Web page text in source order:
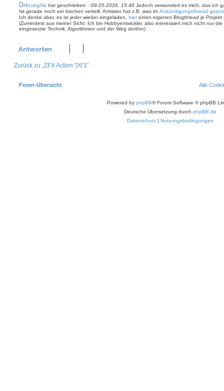
MissingNa hat geschrieben: ↑09.05.2026, 15:46 Jedoch verwundert es mich, das ich
Ist gerade noch ein bischen verteilt. Antisteo hat z.B. was im Ankündigungsthread
Ich denke aber, es ist jeder wieder eingeladen, hiereinen eigenen Blogthread je Projekt
(Zumindest aus meiner Sicht: Ich bin Hobbyentwickler, also interessiert mich nicht nur
eingesetzte Technik, Algorithmen und der Weg dorthin)
Antworten
Zurück zu „ZFX Action '26'1“
Foren-Übersicht Alle
Powered by phpBB® Forum Software © phpBB
Deutsche Übersetzung durch phpBB.de
Datenschutz | Nutzungsbedingungen